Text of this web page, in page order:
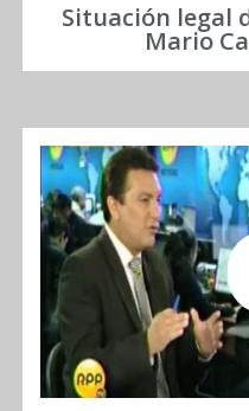
Situación legal
Mario